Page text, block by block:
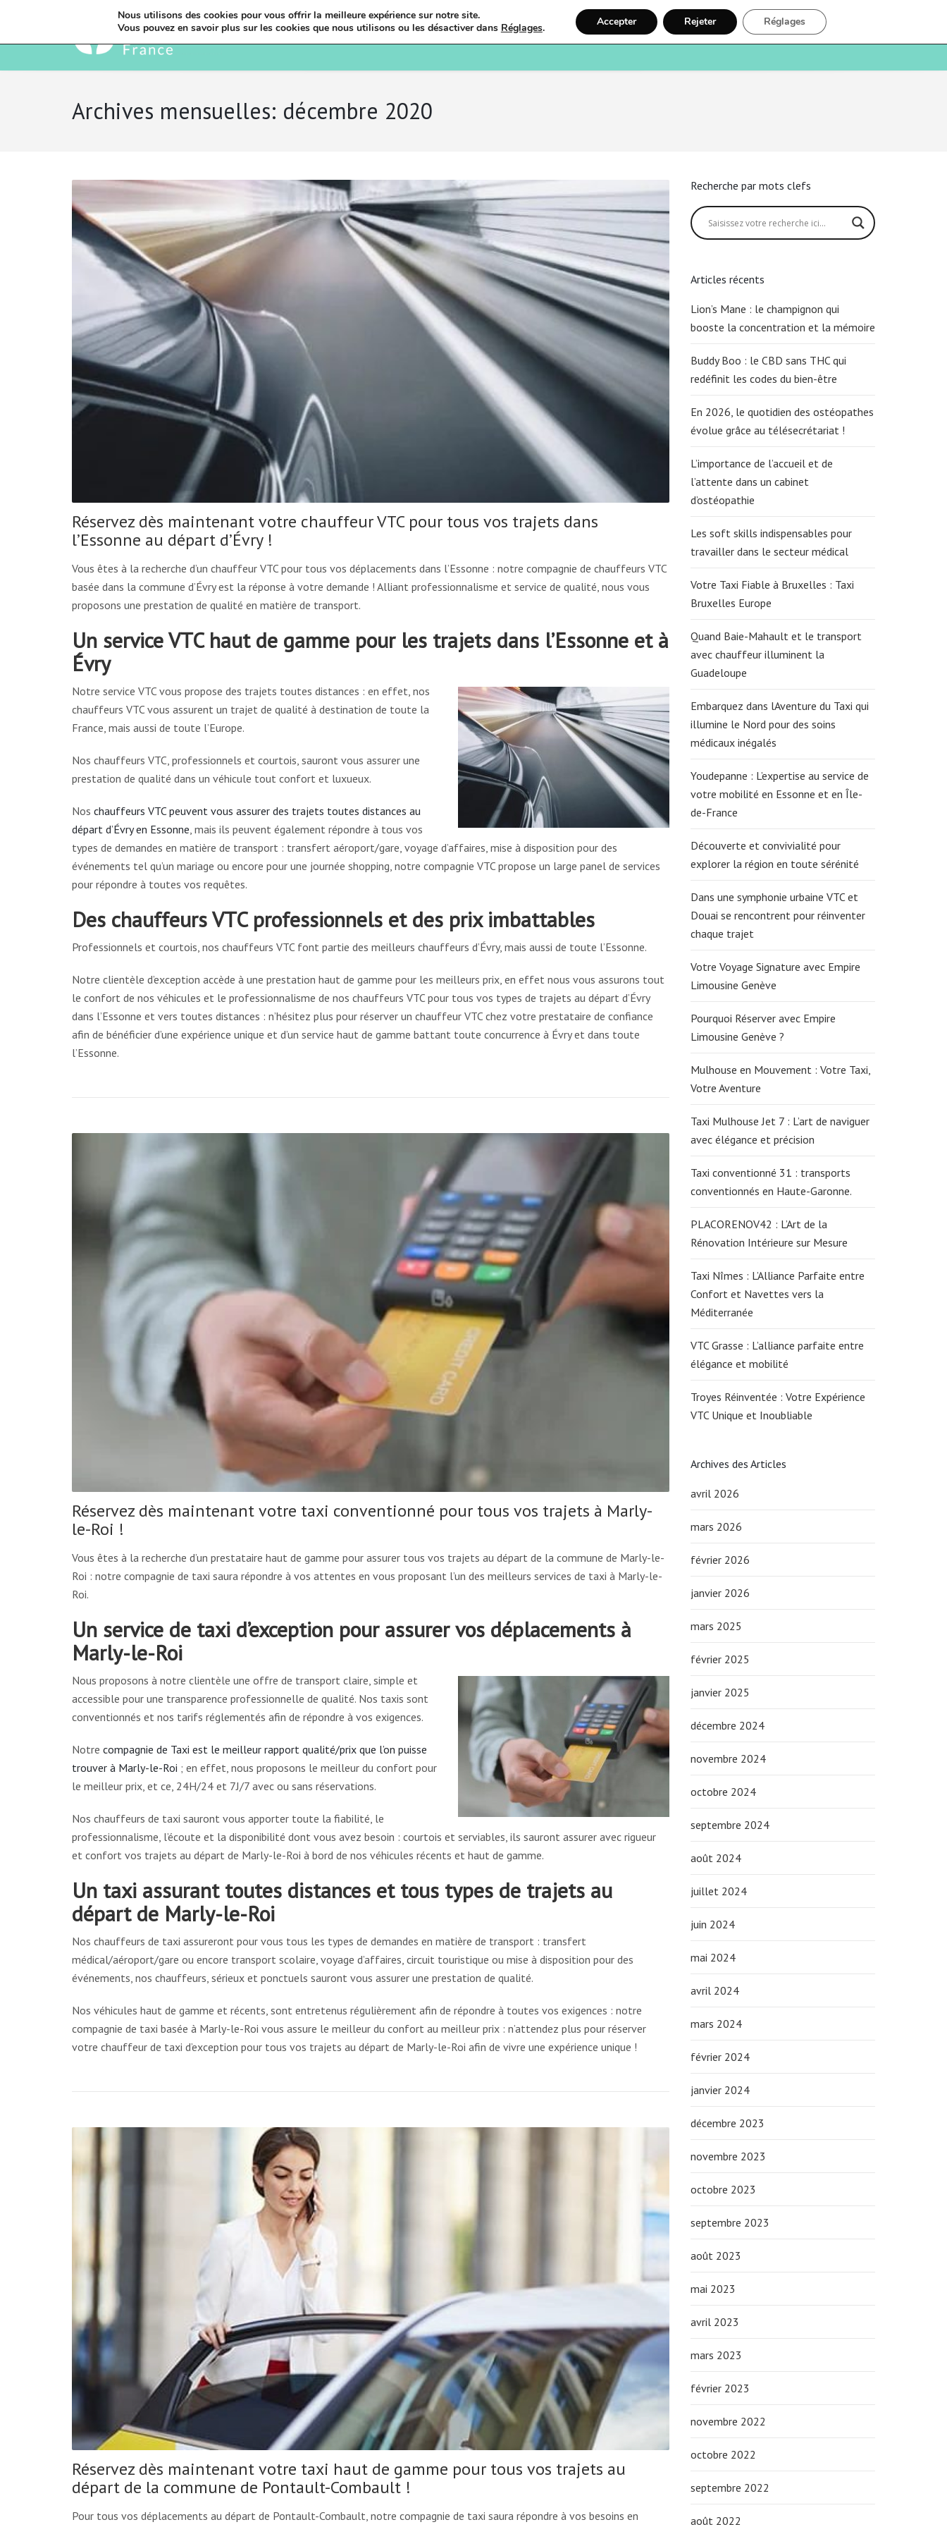
Bienvenue Ostéopathie Santé Recherche Inscription
Archives mensuelles: décembre 2020
Réservez dès maintenant votre chauffeur VTC pour tous vos trajets dans
l’Essonne au départ d’Évry !
Vous êtes à la recherche d’un chauffeur VTC pour tous vos déplacements dans l’Essonne : notre compagnie de chauffeurs VTC
basée dans la commune d’Évry est la réponse à votre demande ! Alliant professionnalisme et service de qualité, nous vous
proposons une prestation de qualité en matière de transport.
Un service VTC haut de gamme pour les trajets dans l’Essonne et à
Évry
Notre service VTC vous propose des trajets toutes distances : en effet, nos
chauffeurs VTC vous assurent un trajet de qualité à destination de toute la
France, mais aussi de toute l’Europe.
Nos chauffeurs VTC, professionnels et courtois, sauront vous assurer une
prestation de qualité dans un véhicule tout confort et luxueux.
Nos chauffeurs VTC peuvent vous assurer des trajets toutes distances au
départ d’Évry en Essonne, mais ils peuvent également répondre à tous vos
types de demandes en matière de transport : transfert aéroport/gare, voyage d’affaires, mise à disposition pour des
événements tel qu’un mariage ou encore pour une journée shopping, notre compagnie VTC propose un large panel de services
pour répondre à toutes vos requêtes.
Des chauffeurs VTC professionnels et des prix imbattables
Professionnels et courtois, nos chauffeurs VTC font partie des meilleurs chauffeurs d’Évry, mais aussi de toute l’Essonne.
Notre clientèle d’exception accède à une prestation haut de gamme pour les meilleurs prix, en effet nous vous assurons tout
le confort de nos véhicules et le professionnalisme de nos chauffeurs VTC pour tous vos types de trajets au départ d’Évry
dans l’Essonne et vers toutes distances : n’hésitez plus pour réserver un chauffeur VTC chez votre prestataire de confiance
afin de bénéficier d’une expérience unique et d’un service haut de gamme battant toute concurrence à Évry et dans toute
l’Essonne.
Réservez dès maintenant votre taxi conventionné pour tous vos trajets à Marly-
le-Roi !
Vous êtes à la recherche d’un prestataire haut de gamme pour assurer tous vos trajets au départ de la commune de Marly-le-
Roi : notre compagnie de taxi saura répondre à vos attentes en vous proposant l’un des meilleurs services de taxi à Marly-le-
Roi.
Un service de taxi d’exception pour assurer vos déplacements à
Marly-le-Roi
Nous proposons à notre clientèle une offre de transport claire, simple et
accessible pour une transparence professionnelle de qualité. Nos taxis sont
conventionnés et nos tarifs réglementés afin de répondre à vos exigences.
Notre compagnie de Taxi est le meilleur rapport qualité/prix que l’on puisse
trouver à Marly-le-Roi ; en effet, nous proposons le meilleur du confort pour
le meilleur prix, et ce, 24H/24 et 7J/7 avec ou sans réservations.
Nos chauffeurs de taxi sauront vous apporter toute la fiabilité, le
professionnalisme, l’écoute et la disponibilité dont vous avez besoin : courtois et serviables, ils sauront assurer avec rigueur
et confort vos trajets au départ de Marly-le-Roi à bord de nos véhicules récents et haut de gamme.
Un taxi assurant toutes distances et tous types de trajets au
départ de Marly-le-Roi
Nos chauffeurs de taxi assureront pour vous tous les types de demandes en matière de transport : transfert
médical/aéroport/gare ou encore transport scolaire, voyage d’affaires, circuit touristique ou mise à disposition pour des
événements, nos chauffeurs, sérieux et ponctuels sauront vous assurer une prestation de qualité.
Nos véhicules haut de gamme et récents, sont entretenus régulièrement afin de répondre à toutes vos exigences : notre
compagnie de taxi basée à Marly-le-Roi vous assure le meilleur du confort au meilleur prix : n’attendez plus pour réserver
votre chauffeur de taxi d’exception pour tous vos trajets au départ de Marly-le-Roi afin de vivre une expérience unique !
Réservez dès maintenant votre taxi haut de gamme pour tous vos trajets au
départ de la commune de Pontault-Combault !
Pour tous vos déplacements au départ de Pontault-Combault, notre compagnie de taxi saura répondre à vos besoins en
Recherche par mots clefs
Articles récents
Lion’s Mane : le champignon qui
booste la concentration et la mémoire
Buddy Boo : le CBD sans THC qui
redéfinit les codes du bien-être
En 2026, le quotidien des ostéopathes
évolue grâce au télésecrétariat !
L’importance de l’accueil et de
l’attente dans un cabinet
d’ostéopathie
Les soft skills indispensables pour
travailler dans le secteur médical
Votre Taxi Fiable à Bruxelles : Taxi
Bruxelles Europe
Quand Baie-Mahault et le transport
avec chauffeur illuminent la
Guadeloupe
Embarquez dans lAventure du Taxi qui
illumine le Nord pour des soins
médicaux inégalés
Youdepanne : L’expertise au service de
votre mobilité en Essonne et en Île-
de-France
Découverte et convivialité pour
explorer la région en toute sérénité
Dans une symphonie urbaine VTC et
Douai se rencontrent pour réinventer
chaque trajet
Votre Voyage Signature avec Empire
Limousine Genève
Pourquoi Réserver avec Empire
Limousine Genève ?
Mulhouse en Mouvement : Votre Taxi,
Votre Aventure
Taxi Mulhouse Jet 7 : L’art de naviguer
avec élégance et précision
Taxi conventionné 31 : transports
conventionnés en Haute-Garonne.
PLACORENOV42 : L’Art de la
Rénovation Intérieure sur Mesure
Taxi Nîmes : L’Alliance Parfaite entre
Confort et Navettes vers la
Méditerranée
VTC Grasse : L’alliance parfaite entre
élégance et mobilité
Troyes Réinventée : Votre Expérience
VTC Unique et Inoubliable
Archives des Articles
avril 2026
mars 2026
février 2026
janvier 2026
mars 2025
février 2025
janvier 2025
décembre 2024
novembre 2024
octobre 2024
septembre 2024
août 2024
juillet 2024
juin 2024
mai 2024
avril 2024
mars 2024
février 2024
janvier 2024
décembre 2023
novembre 2023
octobre 2023
septembre 2023
août 2023
mai 2023
avril 2023
mars 2023
février 2023
novembre 2022
octobre 2022
septembre 2022
août 2022
Nous utilisons des cookies pour vous offrir la meilleure expérience sur notre site.
Vous pouvez en savoir plus sur les cookies que nous utilisons ou les désactiver dans Réglages. Accepter Rejeter Réglages